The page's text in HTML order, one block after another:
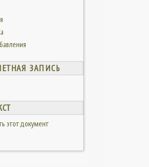
ЗАПИСЬ
этот документ